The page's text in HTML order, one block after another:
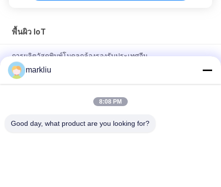
พื้นผิว IoT
การผลิตวัสดุพิมพ์โมดูลกล้องรองรับประเทศจีน
รองรับการผลิตวัสดุพิมพ์เซ็นเซอร์แพ็คเกจ QFN
การผลิตซับสเตรตบรรจุภัณฑ์ BGA/QFN สำหรับเซมิคอนดักเตอร์
markliu
8:08 PM
Good day, what product are you looking for?